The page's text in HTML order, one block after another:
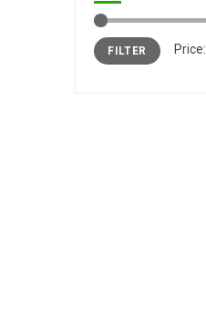
Min
price
Max
priceFILTER Price: